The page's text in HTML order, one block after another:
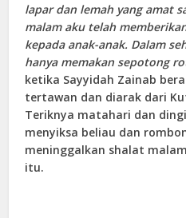
lapar dan lemah yang amat
malam aku telah
kepada anak-anak. Dalam
hanya memakan sepotong
ketika Sayyidah Zainab
tertawan dan diarak dari
Teriknya matahari dan
menyiksa beliau dan
meninggalkan shalat
itu.